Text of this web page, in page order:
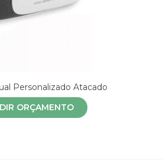
Personalizado Atacado
ORÇAMENTO